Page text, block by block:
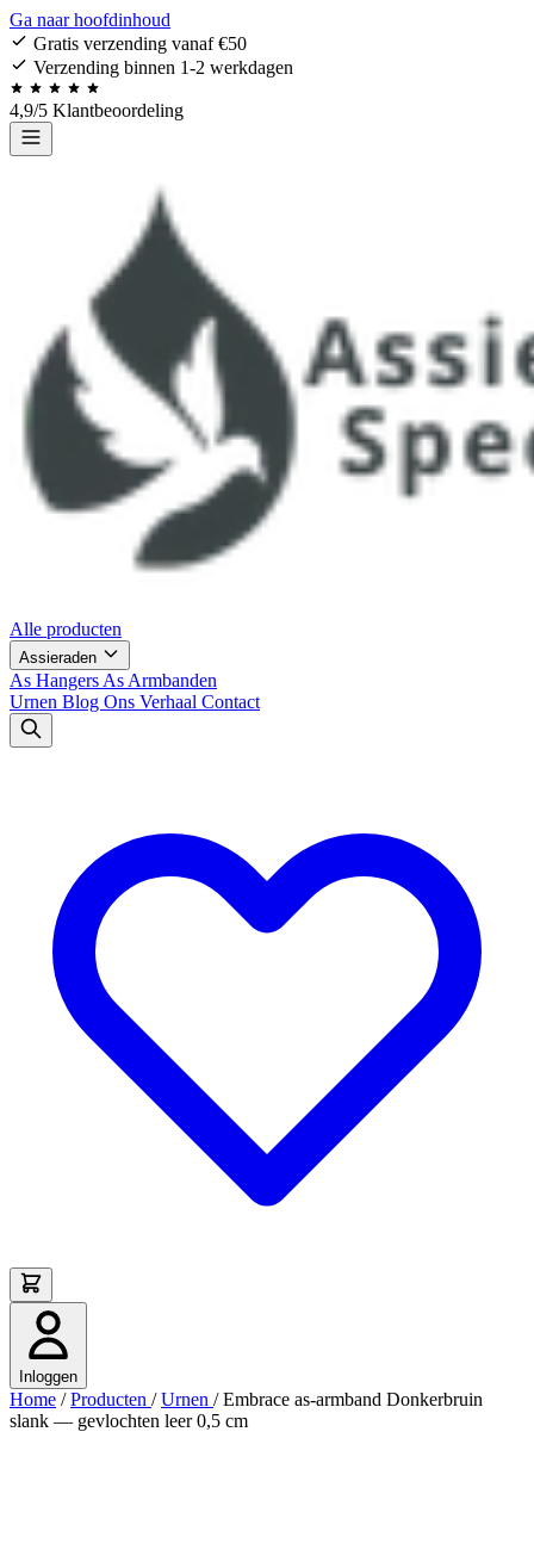
Ga naar hoofdinhoud
Gratis verzending vanaf €50
Verzending binnen 1-2 werkdagen
4,9/5 Klantbeoordeling
Alle producten
Assieraden
As Hangers As Armbanden
Urnen Blog Ons Verhaal Contact
Inloggen
Home / Producten / Urnen / Embrace as-armband Donkerbruin
slank — gevlochten leer 0,5 cm